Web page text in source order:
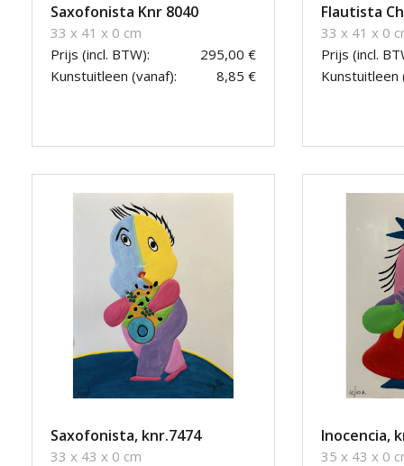
Saxofonista Knr 8040
33 x 41 x 0 cm
Prijs (incl. BTW):
295,00 €
Kunstuitleen (vanaf):
8,85 €
Flautista
33 x 41 x 0
Prijs (incl.
Kunstuitleen
Saxofonista, knr.7474
33 x 43 x 0 cm
Inocencia,
35 x 43 x 0